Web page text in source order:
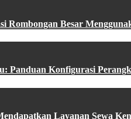
Rombongan Besar
Panduan Konfigurasi
Layanan Sewa